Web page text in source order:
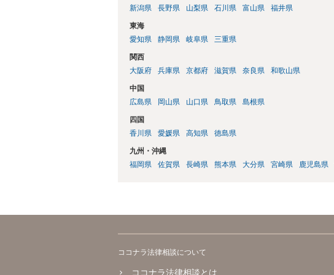
新潟県
長野県 山梨県 石川県 富山県 福井県
東海
愛知県
静岡県 岐阜県 三重県
関西
大阪府
兵庫県 京都府 滋賀県 奈良県 和歌山県
中国
広島県
岡山県 山口県 鳥取県 島根県
四国
香川県
愛媛県 高知県 徳島県
九州・沖縄
福岡県
佐賀県 長崎県 熊本県 大分県 宮崎県 鹿児島県
ココナラ法律相談について
ココナラ法律相談とは